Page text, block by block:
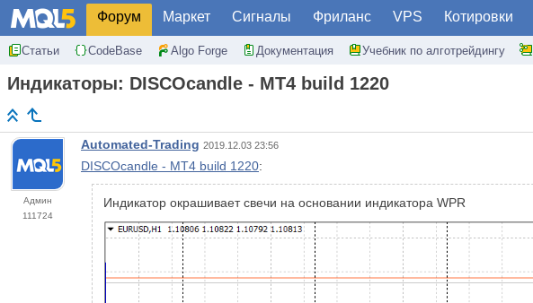
Форум Маркет Сигналы Фриланс VPS Котировки
Статьи CodeBase Algo Forge Документация Учебник по алготрейдингу
Индикаторы: DISCOcandle - MT4 build 1220
Админ
111724
Automated-Trading 2019.12.03 23:56
DISCOcandle - MT4 build 1220:
Индикатор окрашивает свечи на основании индикатора WPR